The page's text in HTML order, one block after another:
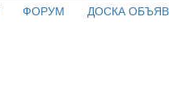
ФОРУМ ДОСКА